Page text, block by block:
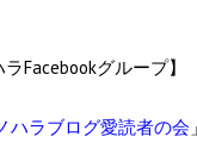
ラFacebookグループ】
ハラブログ愛読者の会